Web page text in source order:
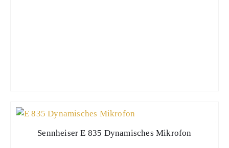
Sennheiser E 835 Dynamisches Mikrofon